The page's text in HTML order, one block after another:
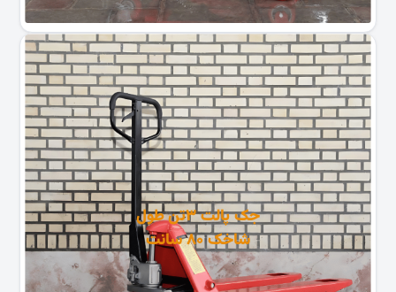
جک پالت ۳تن طول
شاخک ۸۰ سانت